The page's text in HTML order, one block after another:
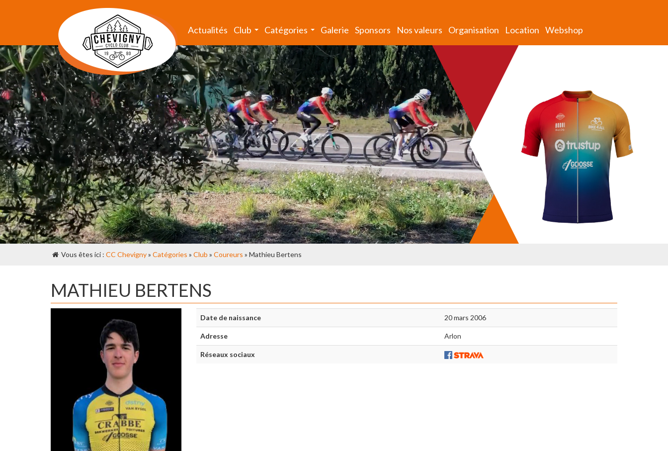
Actualités Club Catégories Galerie Sponsors Nos valeurs Organisation Location Webshop
Vous êtes ici : CC Chevigny» Catégories » Club » Coureurs » Mathieu Bertens
MATHIEU BERTENS
Date de naissance 20 mars 2006
Adresse Arlon
Réseaux sociaux